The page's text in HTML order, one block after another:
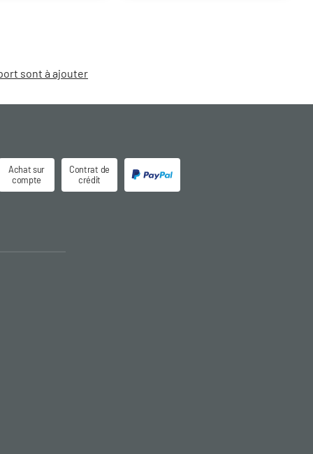
sont à ajouter
Achat sur
compte
Contrat de
crédit